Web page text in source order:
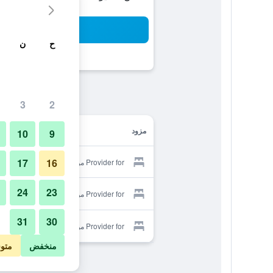
مزود
Provider for موون هوستل
Provider for موون هوستل
Provider for موون هوستل
ح ن
2
3
9
10
16
17
23
24
30
31
منخفض